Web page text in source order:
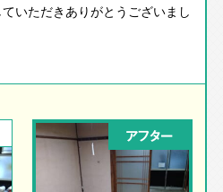
いただきありがとうございまし
アフター